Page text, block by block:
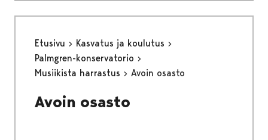
Etusivu
Kasvatus ja koulutus
Palmgren-konservatorio
Musiikista harrastus
Avoin osasto
Avoin osasto